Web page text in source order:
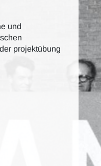
und
projektübung